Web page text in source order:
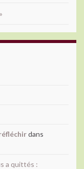
dans
a quittés :